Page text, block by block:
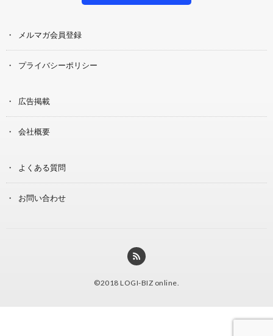
メルマガ会員登録
プライバシーポリシー
広告掲載
会社概要
よくある質問
お問い合わせ
©2018 LOGI-BIZ online